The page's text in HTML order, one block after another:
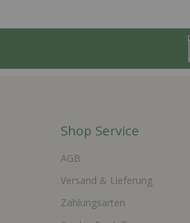
Shop Service
AGB
Versand & Lieferung
Zahlungsarten